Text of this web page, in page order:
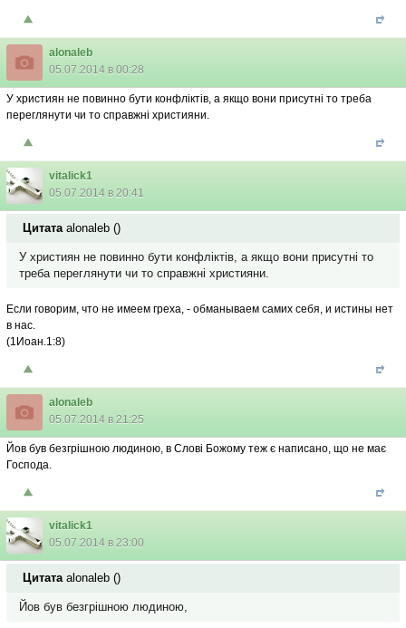
alonaleb
05.07.2014 в 00:28
У християн не повинно бути конфліктів, а якщо вони присутні то треба
переглянути чи то справжні християни.
vitalick1
05.07.2014 в 20:41
Цитата alonaleb ()
У християн не повинно бути конфліктів, а якщо вони присутні то
треба переглянути чи то справжні християни.
Если говорим, что не имеем греха, - обманываем самих себя, и истины нет
в нас.
(1Иоан.1:8)
alonaleb
05.07.2014 в 21:25
Йов був безгрішною людиною, в Слові Божому теж є написано, що не має
Господа.
vitalick1
05.07.2014 в 23:00
Цитата alonaleb ()
Йов був безгрішною людиною,